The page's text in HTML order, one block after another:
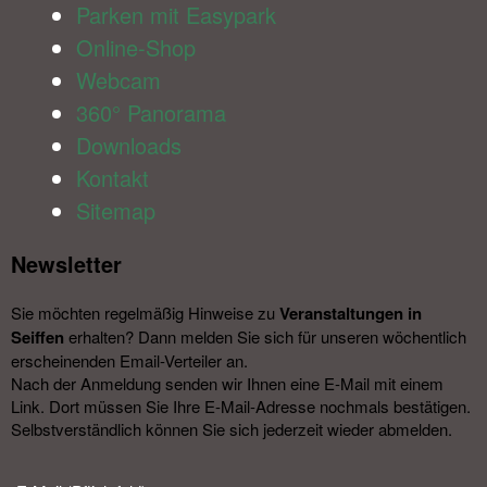
Parken mit Easypark
Online-Shop
Webcam
360° Panorama
Downloads
Kontakt
Sitemap
Newsletter​
Sie möchten regelmäßig Hinweise zu Veranstal­tungen in
Seiffen erhalten? Dann melden Sie sich für unseren wöchentlich
erscheinenden Email-Verteiler an.
Nach der Anmeldung senden wir Ihnen eine E-Mail mit einem
Link. Dort müssen Sie Ihre E-Mail-Adresse nochmals bestätigen.
Selbstverständlich können Sie sich jederzeit wieder abmelden.​